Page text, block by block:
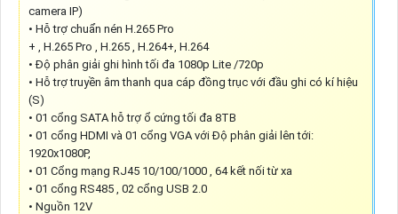
camera IP)
• Hỗ trợ chuẩn nén H.265 Pro
+ , H.265 Pro , H.265 , H.264+, H.264
• Độ phân giải ghi hình tối đa 1080p Lite /720p
• Hỗ trợ truyền âm thanh qua cáp đồng trục với đầu ghi có kí hiệu
(S)
• 01 cổng SATA hỗ trợ ổ cứng tối đa 8TB
• 01 cổng HDMI và 01 cổng VGA với Độ phân giải lên tới:
1920x1080P,
• 01 Cổng mạng RJ45 10/100/1000 , 64 kết nối từ xa
• 01 cổng RS485 , 02 cổng USB 2.0
• Nguồn 12V